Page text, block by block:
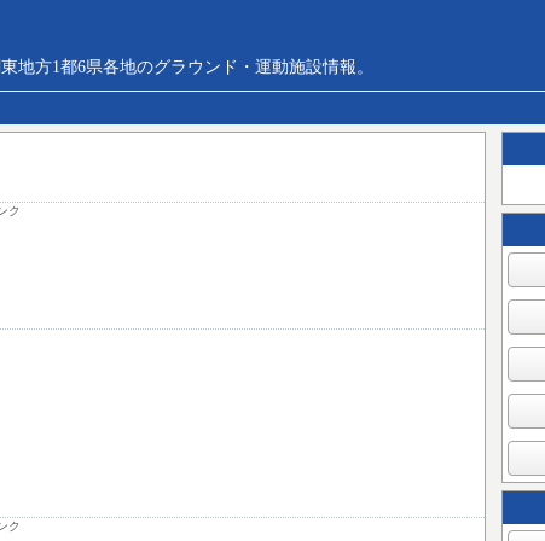
地方1都6県各地のグラウンド・運動施設情報。
ク
ク